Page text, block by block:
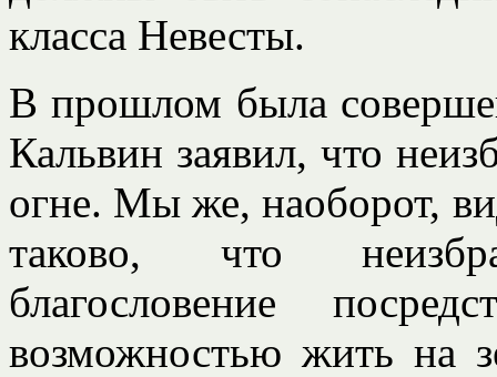
класса Невесты.
В прошлом была
Кальвин заявил, что
огне. Мы же, наоборот,
таково, что
благословение
возможностью жить на